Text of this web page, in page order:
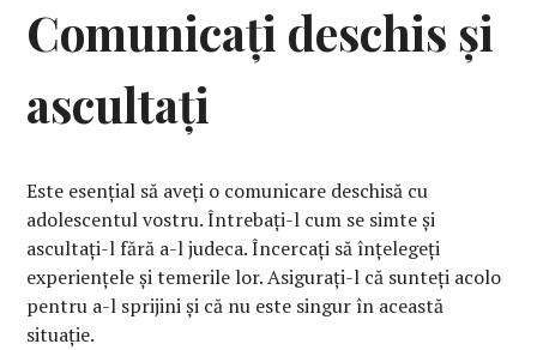
Comunicați deschis și
ascultați
Este esențial să aveți o comunicare deschisă cu
adolescentul vostru. Întrebați-l cum se simte și
ascultați-l fără a-l judeca. Încercați să înțelegeți
experiențele și temerile lor. Asigurați-l că sunteți acolo
pentru a-l sprijini și că nu este singur în această
situație.